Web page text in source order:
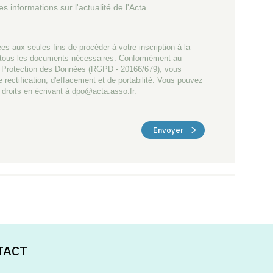
informations sur l'actualité de l'Acta.
aux seules fins de procéder à votre inscription à la
les documents nécessaires. Conformément au
des Données (RGPD - 20166/679), vous
rectification, d'effacement et de portabilité. Vous pouvez
en écrivant à dpo@acta.asso.fr.
Envoyer